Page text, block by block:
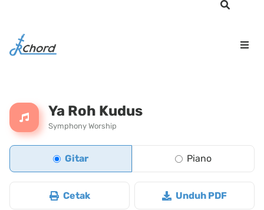
Ya Roh Kudus
Symphony Worship
Gitar Piano
Cetak Unduh PDF